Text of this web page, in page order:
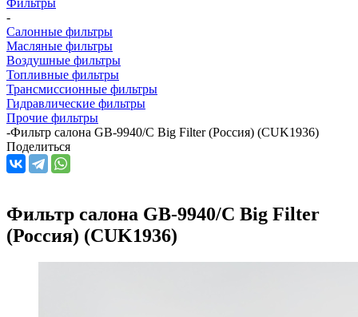
-
Салонные фильтры
Масляные фильтры
Воздушные фильтры
Топливные фильтры
Трансмиссионные фильтры
Гидравлические фильтры
Прочие фильтры
-Фильтр салона GB-9940/C Big Filter (Россия) (CUK1936)
Поделиться
Фильтр салона GB-9940/C Big Filter
(Россия) (CUK1936)